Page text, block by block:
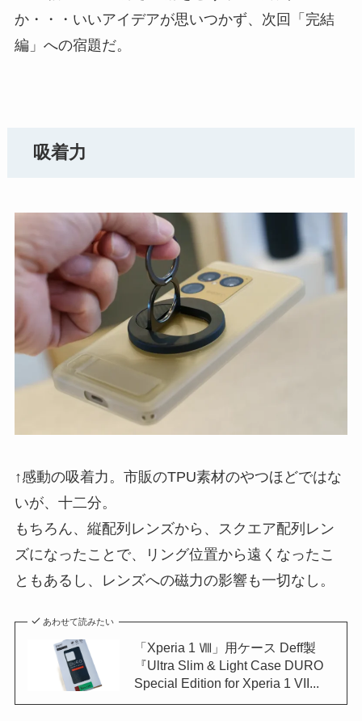
か・・・いいアイデアが思いつかず、次回「完結
編」への宿題だ。
吸着力
↑感動の吸着力。市販のTPU素材のやつほどではな
いが、十二分。
もちろん、縦配列レンズから、スクエア配列レン
ズになったことで、リング位置から遠くなったこ
ともあるし、レンズへの磁力の影響も一切なし。
あわせて読みたい
「Xperia 1 Ⅷ」用ケース Deff製
『Ultra Slim & Light Case DURO
Special Edition for Xperia 1 VII...